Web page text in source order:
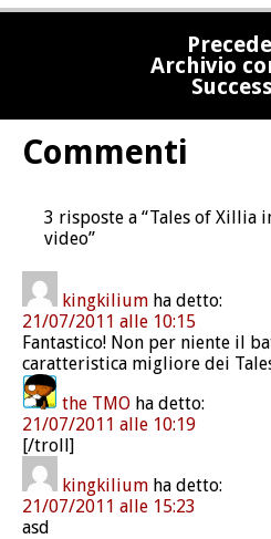
Archivio
Commenti
3 risposte a “Tales of Xillia
video”
kingkilium ha detto:
21/07/2011 alle 10:15
Fantastico! Non per niente il
caratteristica migliore dei
the TMO ha detto:
21/07/2011 alle 10:19
[/troll]
kingkilium ha detto:
21/07/2011 alle 15:23
asd